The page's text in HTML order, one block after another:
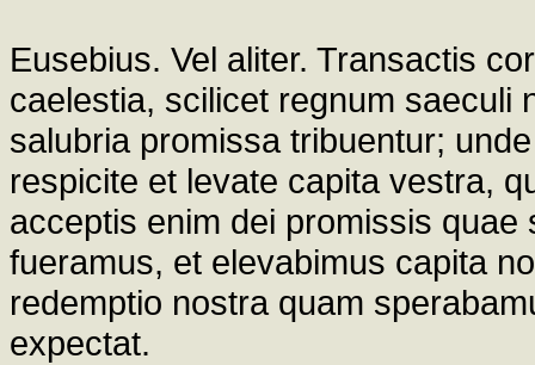
Eusebius. Vel aliter. Transactis
caelestia, scilicet regnum saeculi
salubria promissa tribuentur;
respicite et levate capita vestra,
acceptis enim dei promissis
fueramus, et elevabimus capita
redemptio nostra quam
expectat.